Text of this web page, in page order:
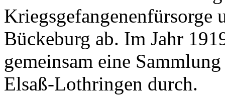
Kriegsgefangenenfürsorge
Bückeburg ab. Im Jahr
gemeinsam eine
Elsaß-Lothringen durch.